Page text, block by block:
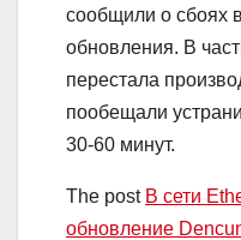
сообщили о сбоях
обновления. В
перестала
пообещали
30-60 минут.
The post В сети
обновление